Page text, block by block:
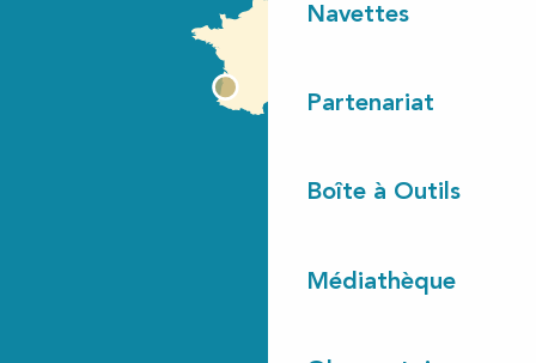
Navettes
Partenariat
Boîte à Outils
Médiathèque